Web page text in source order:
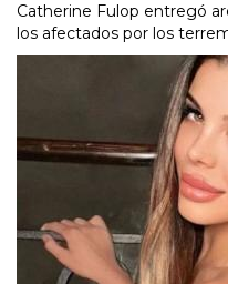
Catherine Fulop entregó
los afectados por los